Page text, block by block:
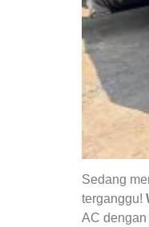
Sedang
terganggu!
AC dengan